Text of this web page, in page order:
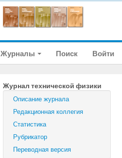
Журналы Поиск Войти
Журнал технической физики
Описание журнала
Редакционная коллегия
Статистика
Рубрикатор
Переводная версия